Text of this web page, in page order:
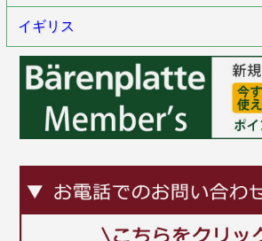
イギリス